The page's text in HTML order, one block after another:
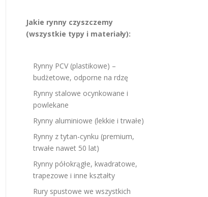
Jakie rynny czyszczemy
(wszystkie typy i materiały):
Rynny PCV (plastikowe) –
budżetowe, odporne na rdzę
Rynny stalowe ocynkowane i
powlekane
Rynny aluminiowe (lekkie i trwałe)
Rynny z tytan-cynku (premium,
trwałe nawet 50 lat)
Rynny półokrągłe, kwadratowe,
trapezowe i inne kształty
Rury spustowe we wszystkich